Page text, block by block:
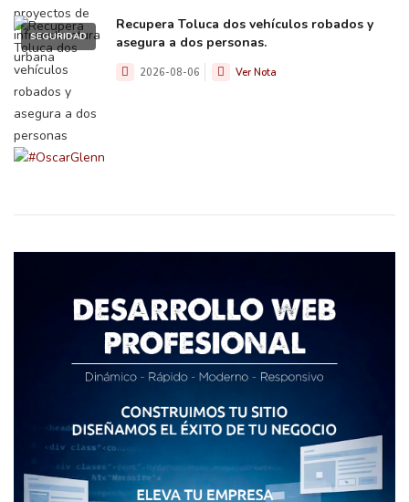
SEGURIDAD
Recupera Toluca dos vehículos robados y
asegura a dos personas.
2026-08-06 Ver Nota